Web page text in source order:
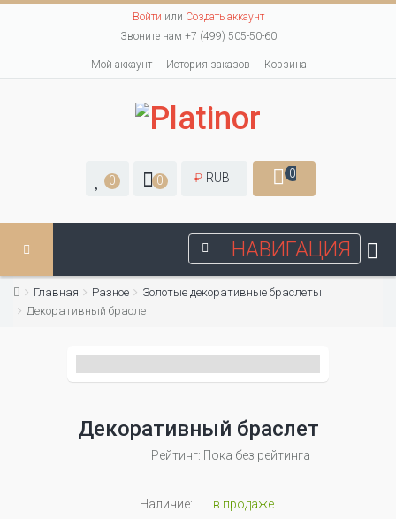
Войти или Создать аккаунт
Звоните нам +7 (499) 505-50-60
Мой аккаунт История заказов Корзина
0 0 ₽ RUB 0
НАВИГАЦИЯ
Главная Разное
Золотые декоративные браслеты
Декоративный браслет
Декоративный браслет
Рейтинг: Пока без рейтинга
Наличие:
в продаже